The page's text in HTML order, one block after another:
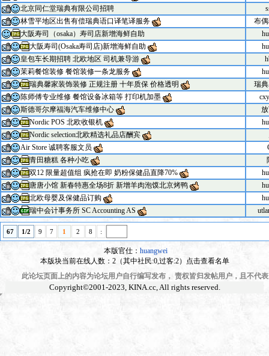
北京同仁堂瑞典有限公司招聘
林雪平地区出售有偿瑞典语口译笔译服务
布
大阪寿司（osaka）寿司店新增海鲜自助
大阪寿司(Osaka寿司店)新增海鲜自助
皇包车长期招聘 北欧地区 司机兼导游
茉莉餐馆装修 餐馆装修一条龙服务
瑞典馨家装饰装修 正规注册 十年质保 价格透明
瑞
陈师傅专业维修 餐馆设备冰箱等 打印机加墨
斯德哥尔摩福海汽车维修中心
Nordic POS 北欧收银机
Nordic selection北欧精选礼品店酬宾
Air Store 诚聘客服文员
青田糖糕 各种小吃
双12 限量超值组 疯抢在即 奶粉保健品直降70%
唐唐小馆 新春特惠全场8折 新增羊肉泡馍北京烤鸭
北欧母婴及保健品订购
瑞中会计事务所 SC Accounting AS
67 1/2 9 7 1 2 8 :
本版官仕： huangwei
本版块当前在线人数：2（其中社民:0,过客:2）点击查看名单
此论坛页面上的内容为论坛用户自行编写发布， 责权皆归发帖用户，且不代
Copyright©2001-2023, KINA.cc, All rights reserved.